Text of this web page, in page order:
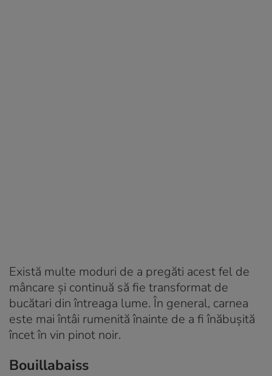
Există multe moduri de a pregăti acest fel de
mâncare și continuă să fie transformat de
bucătari din întreaga lume. În general, carnea
este mai întâi rumenită înainte de a fi înăbușită
încet în vin pinot noir.
Bouillabaiss